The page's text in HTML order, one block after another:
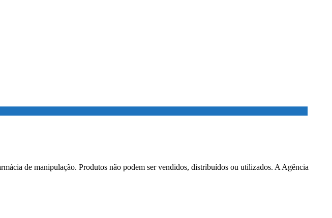
de manipulação. Produtos não podem ser vendidos, distribuídos ou utilizados. A Agência